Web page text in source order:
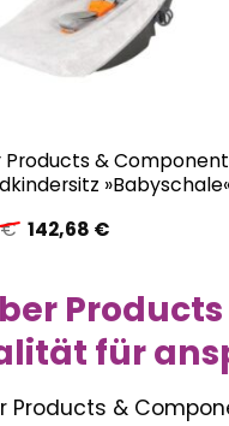
Products &
€ Ursprünglicher
Preis
142,68 €Aktueller
für
Products &